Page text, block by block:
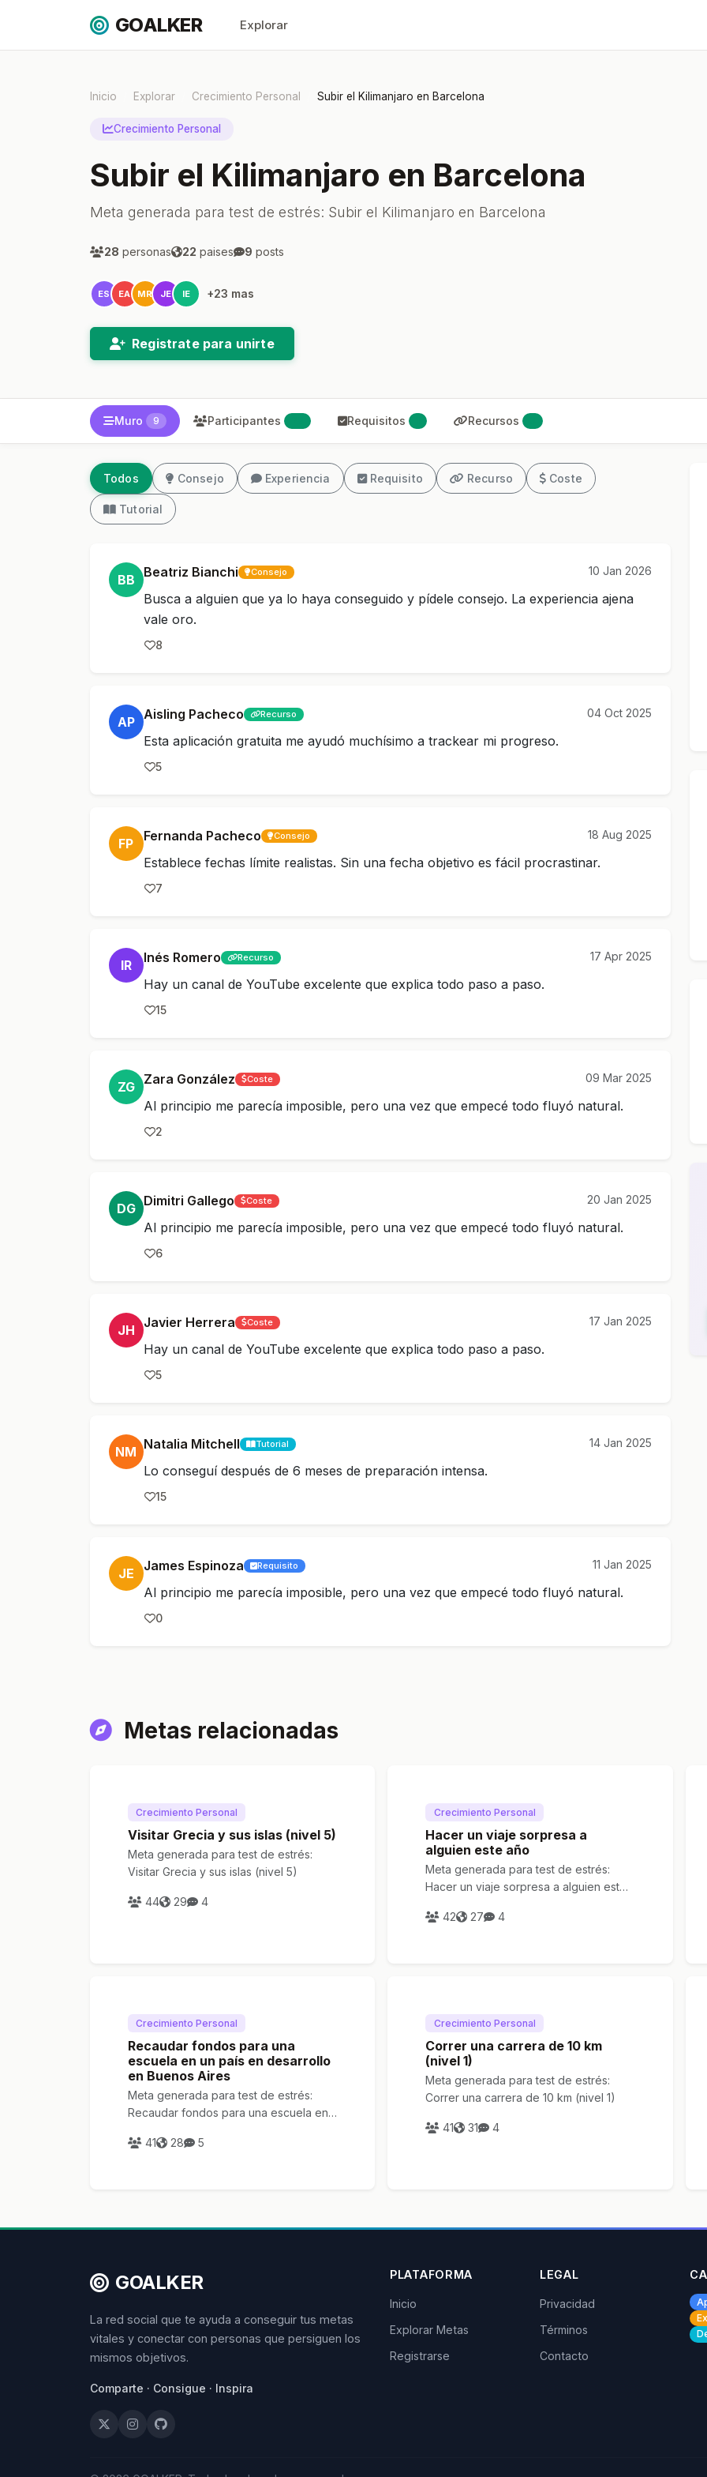
GOALKER Explorar
Inicio Explorar Crecimiento Personal Subir el Kilimanjaro en Barcelona
Crecimiento Personal
Subir el Kilimanjaro en Barcelona
Meta generada para test de estrés: Subir el Kilimanjaro en Barcelona
28 personas 22 paises 9 posts
ES EA MR JE IE +23 mas
Registrate para unirte
Muro 9 Participantes Requisitos Recursos
Todos Consejo Experiencia Requisito Recurso Coste
Tutorial
BB Beatriz Bianchi Consejo 10 Jan 2026
Busca a alguien que ya lo haya conseguido y pídele consejo. La experiencia ajena
vale oro.
8
AP Aisling Pacheco Recurso 04 Oct 2025
Esta aplicación gratuita me ayudó muchísimo a trackear mi progreso.
5
FP Fernanda Pacheco Consejo 18 Aug 2025
Establece fechas límite realistas. Sin una fecha objetivo es fácil procrastinar.
7
IR Inés Romero Recurso 17 Apr 2025
Hay un canal de YouTube excelente que explica todo paso a paso.
15
ZG Zara González Coste 09 Mar 2025
Al principio me parecía imposible, pero una vez que empecé todo fluyó natural.
2
DG Dimitri Gallego Coste 20 Jan 2025
Al principio me parecía imposible, pero una vez que empecé todo fluyó natural.
6
JH Javier Herrera Coste 17 Jan 2025
Hay un canal de YouTube excelente que explica todo paso a paso.
5
NM Natalia Mitchell Tutorial 14 Jan 2025
Lo conseguí después de 6 meses de preparación intensa.
15
JE James Espinoza Requisito 11 Jan 2025
Al principio me parecía imposible, pero una vez que empecé todo fluyó natural.
0
Metas relacionadas
Crecimiento Personal
Visitar Grecia y sus islas (nivel 5)
Meta generada para test de estrés:
Visitar Grecia y sus islas (nivel 5)
44 29 4
Crecimiento Personal
Hacer un viaje sorpresa a
alguien este año
Meta generada para test de estrés:
Hacer un viaje sorpresa a alguien este
42
27 4
Crecimiento Personal
Recaudar fondos para una
escuela en un país en desarrollo
en Buenos Aires
Meta generada para test de estrés:
Recaudar fondos para una escuela en
41
28 5
Crecimiento Personal
Correr una carrera de 10 km
(nivel 1)
Meta generada para test de estrés:
Correr una carrera de 10 km (nivel 1)
41 31 4
GOALKER
La red social que te ayuda a conseguir tus metas
vitales y conectar con personas que persiguen los
mismos objetivos.
Comparte · Consigue · Inspira
PLATAFORMA
Inicio
Explorar Metas
Registrarse
LEGAL
Privacidad
Términos
Contacto